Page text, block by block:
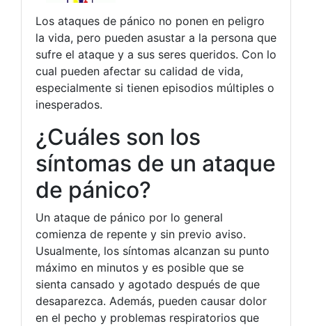
Los ataques de pánico no ponen en peligro
la vida, pero pueden asustar a la persona que
sufre el ataque y a sus seres queridos. Con lo
cual pueden afectar su calidad de vida,
especialmente si tienen episodios múltiples o
inesperados.
¿Cuáles son los
síntomas de un ataque
de pánico?
Un ataque de pánico por lo general
comienza de repente y sin previo aviso.
Usualmente, los síntomas alcanzan su punto
máximo en minutos y es posible que se
sienta cansado y agotado después de que
desaparezca. Además, pueden causar dolor
en el pecho y problemas respiratorios que